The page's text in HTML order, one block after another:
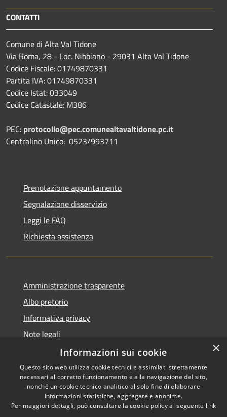
CONTATTI
Comune di Alta Val Tidone
Via Roma, 28 - Loc. Nibbiano - 29031 Alta Val Tidone
Codice Fiscale: 01749870331
Partita IVA: 01749870331
Codice Istat: 033049
Codice Catastale: M386
PEC: protocollo@pec.comunealtavaltidone.pc.it
Centralino Unico: 0523/993711
Prenotazione appuntamento
Segnalazione disservizio
Leggi le FAQ
Richiesta assistenza
Amministrazione trasparente
Albo pretorio
Informativa privacy
Note legali
Dichiarazione di accessibilità
RSS
Accessibilità
Copyright © 2026 • Comune di
×
Informazioni sui cookie
Questo sito web utilizza cookie tecnici e assimilati strettamente
necessari al corretto funzionamento e alla navigazione del sito,
nonché un cookie tecnico analitico al solo fine di elaborare
informazioni statistiche, aggregate e anonime.
Per maggiori dettagli, può consultare la cookie policy al seguente link